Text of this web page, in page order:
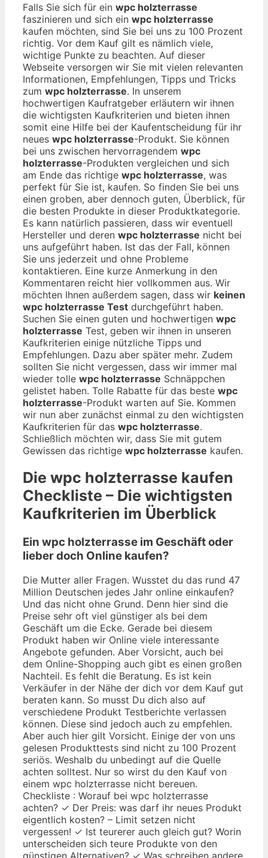
Falls Sie sich für ein wpc holzterrasse
faszinieren und sich ein wpc holzterrasse
kaufen möchten, sind Sie bei uns zu 100 Prozent
richtig. Vor dem Kauf gilt es nämlich viele,
wichtige Punkte zu beachten. Auf dieser
Webseite versorgen wir Sie mit vielen relevanten
Informationen, Empfehlungen, Tipps und Tricks
zum wpc holzterrasse. In unserem
hochwertigen Kaufratgeber erläutern wir ihnen
die wichtigsten Kaufkriterien und bieten ihnen
somit eine Hilfe bei der Kaufentscheidung für ihr
neues wpc holzterrasse-Produkt. Sie können
bei uns zwischen hervorragendem wpc
holzterrasse-Produkten vergleichen und sich
am Ende das richtige wpc holzterrasse, was
perfekt für Sie ist, kaufen. So finden Sie bei uns
einen groben, aber dennoch guten, Überblick, für
die besten Produkte in dieser Produktkategorie.
Es kann natürlich passieren, dass wir eventuell
Hersteller und deren wpc holzterrasse nicht bei
uns aufgeführt haben. Ist das der Fall, können
Sie uns jederzeit und ohne Probleme
kontaktieren. Eine kurze Anmerkung in den
Kommentaren reicht hier vollkommen aus. Wir
möchten Ihnen außerdem sagen, dass wir keinen
wpc holzterrasse Test durchgeführt haben.
Suchen Sie einen guten und hochwertigen wpc
holzterrasse Test, geben wir ihnen in unseren
Kaufkriterien einige nützliche Tipps und
Empfehlungen. Dazu aber später mehr. Zudem
sollten Sie nicht vergessen, dass wir immer mal
wieder tolle wpc holzterrasse Schnäppchen
gelistet haben. Tolle Rabatte für das beste wpc
holzterrasse-Produkt warten auf Sie. Kommen
wir nun aber zunächst einmal zu den wichtigsten
Kaufkriterien für das wpc holzterrasse.
Schließlich möchten wir, dass Sie mit gutem
Gewissen das richtige wpc holzterrasse kaufen.
Die wpc holzterrasse kaufen
Checkliste – Die wichtigsten
Kaufkriterien im Überblick
Ein wpc holzterrasse im Geschäft oder
lieber doch Online kaufen?
Die Mutter aller Fragen. Wusstet du das rund 47
Million Deutschen jedes Jahr online einkaufen?
Und das nicht ohne Grund. Denn hier sind die
Preise sehr oft viel günstiger als bei dem
Geschäft um die Ecke. Gerade bei diesem
Produkt haben wir Online viele interessante
Angebote gefunden. Aber Vorsicht, auch bei
dem Online-Shopping auch gibt es einen großen
Nachteil. Es fehlt die Beratung. Es ist kein
Verkäufer in der Nähe der dich vor dem Kauf gut
beraten kann. So musst Du dich also auf
verschiedene Produkt Testberichte verlassen
können. Diese sind jedoch auch zu empfehlen.
Aber auch hier gilt Vorsicht. Einige der von uns
gelesen Produkttests sind nicht zu 100 Prozent
seriös. Weshalb du unbedingt auf die Quelle
achten solltest. Nur so wirst du den Kauf von
einem wpc holzterrasse nicht bereuen.
Checkliste : Worauf bei wpc holzterrasse
achten? ✓ Der Preis: was darf ihr neues Produkt
eigentlich kosten? – Limit setzen nicht
vergessen! ✓ Ist teurerer auch gleich gut? Worin
unterscheiden sich teure Produkte von den
günstigen Alternativen? ✓ Was schreiben andere